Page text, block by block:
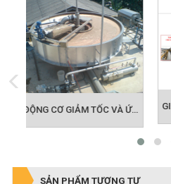
SẢN PHẨM TƯƠNG TỰ